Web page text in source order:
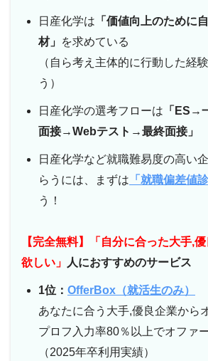
日産化学は 「価値向上のために
材」 を求めている
（自ら考え主体的に行動した経
う）
日産化学の選考フローは 「ES→
面接→Webテスト→最終面接」
日産化学など就職難易度の高い
らうには、まずは 「就職偏差値診
う！
【完全無料】「自分に合った大手,
欲しい」 人におすすめのサービス
1位： OfferBox（就活生のみ）
あなたに合う大手,優良企業から
プロフ入力率80％以上でオファ
（2025年卒利用実績）